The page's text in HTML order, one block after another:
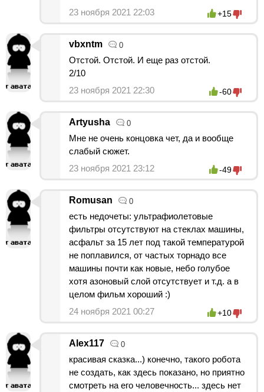
23 ноября 2021 22:03 +15
vbxntm 0
Отстой. Отстой. И еще раз отстой.
2/10
23 ноября 2021 22:30
-60
Artyusha 0
Мне не очень концовка чет, да и вообще
слабый сюжет.
23 ноября 2021 23:12
-49
Romusan 0
есть недочеты: ультрафиолетовые
фильтры отсутствуют на стеклах машины,
асфальт за 15 лет под такой температурой
не поплавился, от частых торнадо все
машины почти как новые, небо голубое
хотя азоновый слой отсутствует и т.д. а в
целом фильм хороший :)
24 ноября 2021 00:27
+10
Alex117 0
красивая сказка...) конечно, такого робота
не создать, как здесь показано, но приятно
смотреть на его человечность... здесь нет